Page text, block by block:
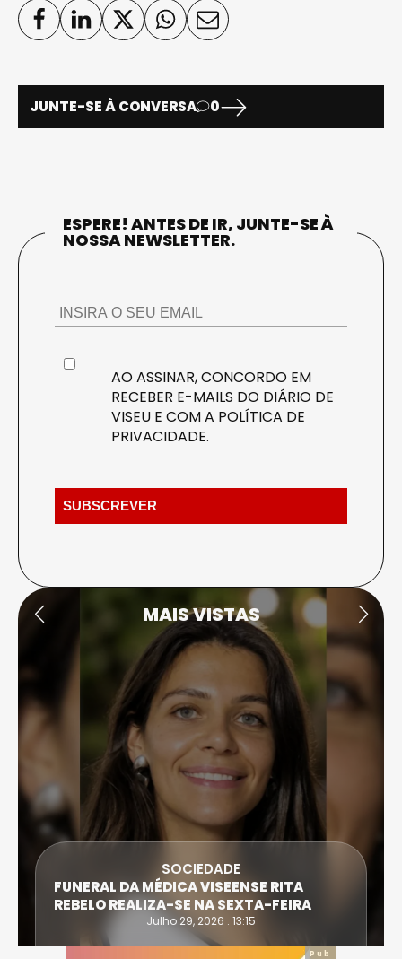
JUNTE-SE À CONVERSA 0
ESPERE! ANTES DE IR, JUNTE-SE À
NOSSA NEWSLETTER.
AO ASSINAR, CONCORDO EM
RECEBER E-MAILS DO DIÁRIO DE
VISEU E COM A POLÍTICA DE
PRIVACIDADE.
MAIS VISTAS
SOCIEDADE
FUNERAL DA MÉDICA VISEENSE RITA
REBELO REALIZA-SE NA SEXTA-FEIRA
Julho 29, 2026 . 13:15
Pub